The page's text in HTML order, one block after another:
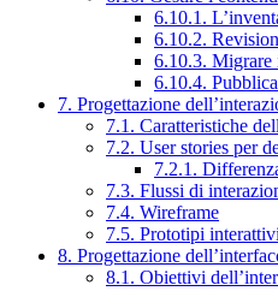
6.10.1.
6.10.2.
6.10.3. Migrare
6.10.4.
7. Progettazione
7.1. Caratteristiche
7.2. User stories per
7.2.1.
7.3. Flussi di
7.4. Wireframe
7.5. Prototipi interattivi
8. Progettazione
8.1. Obiettivi